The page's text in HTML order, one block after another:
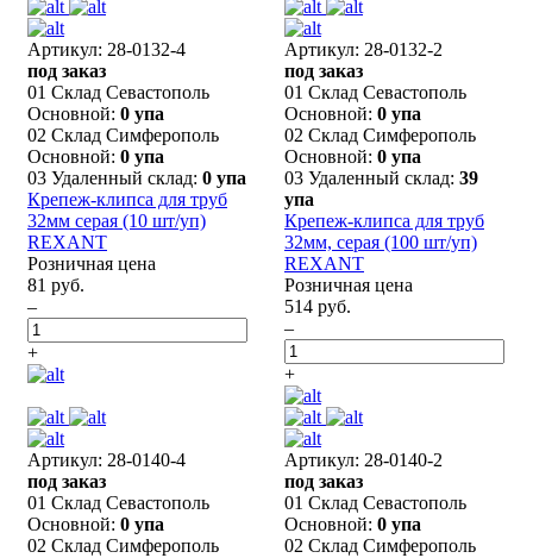
Артикул: 28-0132-4
под заказ
01 Склад Севастополь
Основной: 0 упа
02 Склад Симферополь
Основной: 0 упа
03 Удаленный склад: 0 упа
Крепеж-клипса для труб
32мм серая (10 шт/уп)
REXANT
Розничная цена
81 руб.
–
+
Артикул: 28-0132-2
под заказ
01 Склад Севастополь
Основной: 0 упа
02 Склад Симферополь
Основной: 0 упа
03 Удаленный склад: 39
упа
Крепеж-клипса для труб
32мм, серая (100 шт/уп)
REXANT
Розничная цена
514 руб.
–
+
Артикул: 28-0140-4
под заказ
01 Склад Севастополь
Основной: 0 упа
02 Склад Симферополь
Артикул: 28-0140-2
под заказ
01 Склад Севастополь
Основной: 0 упа
02 Склад Симферополь